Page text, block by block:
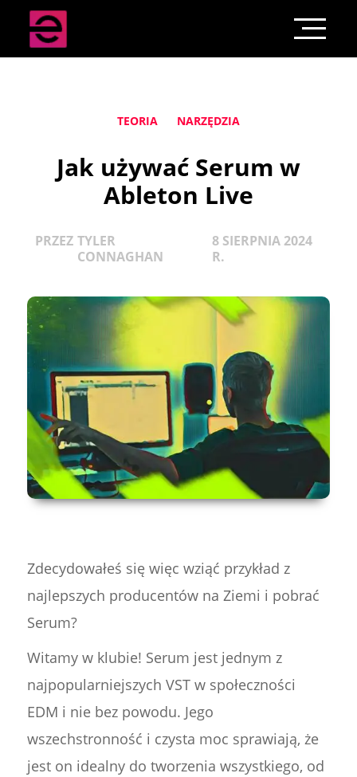
TEORIA NARZĘDZIA
Jak używać Serum w
Ableton Live
PRZEZ TYLER
CONNAGHAN
8 SIERPNIA 2024
R.
Zdecydowałeś się więc wziąć przykład z
najlepszych producentów na Ziemi i pobrać
Serum?
Witamy w klubie! Serum jest jednym z
najpopularniejszych VST w społeczności
EDM i nie bez powodu. Jego
wszechstronność i czysta moc sprawiają, że
jest on idealny do tworzenia wszystkiego, od